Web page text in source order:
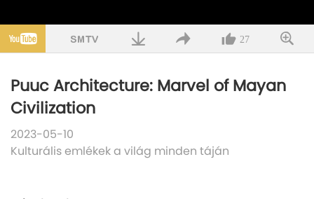
27
Puuc Architecture: Marvel of Mayan
Civilization
2023-05-10
Kulturális emlékek a világ minden táján